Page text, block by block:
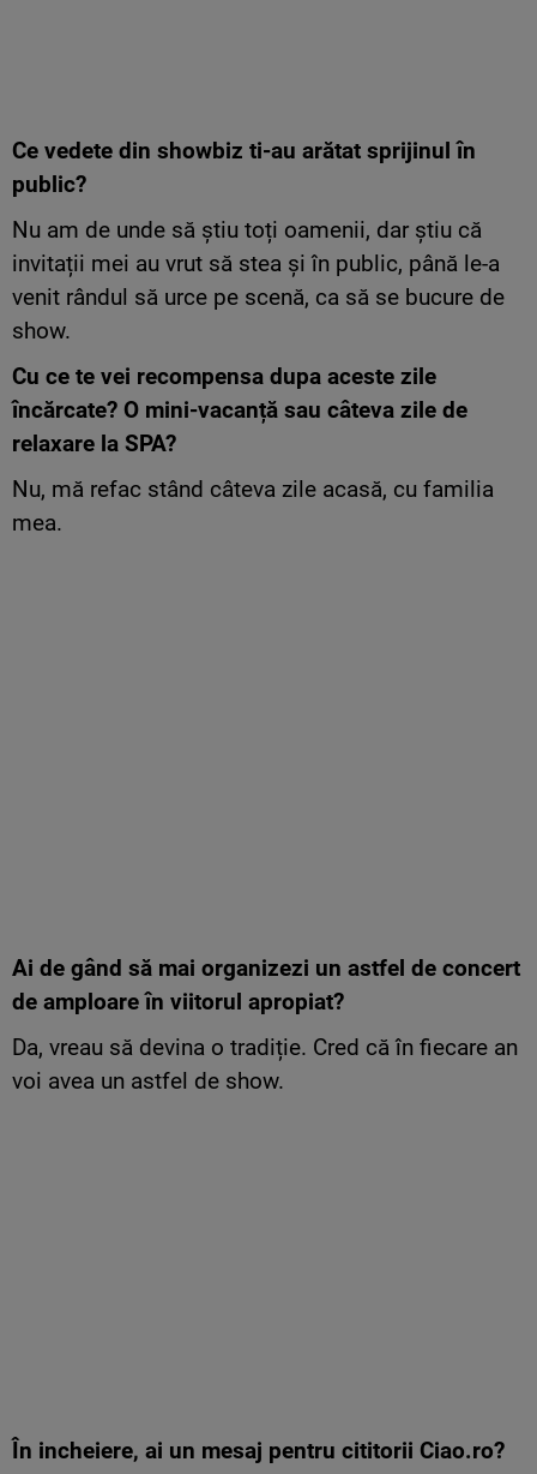
Ce vedete din showbiz ti-au arătat sprijinul în
public?
Nu am de unde să știu toți oamenii, dar știu că
invitații mei au vrut să stea și în public, până le-a
venit rândul să urce pe scenă, ca să se bucure de
show.
Cu ce te vei recompensa dupa aceste zile
încărcate? O mini-vacanță sau câteva zile de
relaxare la SPA?
Nu, mă refac stând câteva zile acasă, cu familia
mea.
Ai de gând să mai organizezi un astfel de concert
de amploare în viitorul apropiat?
Da, vreau să devina o tradiție. Cred că în fiecare an
voi avea un astfel de show.
În incheiere, ai un mesaj pentru cititorii Ciao.ro?